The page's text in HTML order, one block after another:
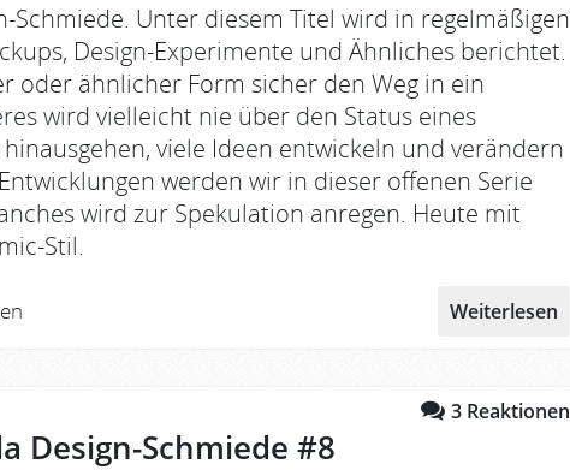
Schmiede. Unter diesem Titel wird in regelmäßigen
Design-Experimente und Ähnliches berichtet.
oder ähnlicher Form sicher den Weg in ein
wird vielleicht nie über den Status eines
viele Ideen entwickeln und verändern
werden wir in dieser offenen Serie
wird zur Spekulation anregen. Heute mit
Stil.
Weiterlesen
3 Reaktionen
Design-Schmiede #8